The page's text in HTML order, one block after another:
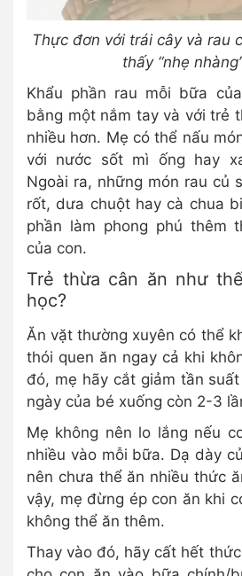
Thực đơn với trái cây và rau
thấy “nhẹ
Khẩu phần rau mỗi bữa
bằng một nắm tay và với trẻ
nhiều hơn. Mẹ có thể nấu
với nước sốt mì ống hay
Ngoài ra, những món rau củ
rốt, dưa chuột hay cà chua
phần làm phong phú thêm
của con.
Trẻ thừa cân ăn như
học?
Ăn vặt thường xuyên có thể
thói quen ăn ngay cả khi
đó, mẹ hãy cắt giảm tần
ngày của bé xuống còn 2-3
Mẹ không nên lo lắng nếu
nhiều vào mỗi bữa. Dạ dày
nên chưa thể ăn nhiều thức
vậy, mẹ đừng ép con ăn khi
không thể ăn thêm.
Thay vào đó, hãy cất hết